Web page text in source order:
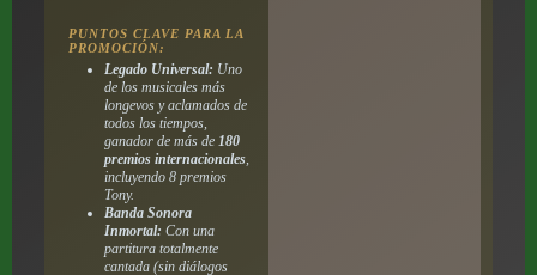
PUNTOS CLAVE PARA LA
PROMOCIÓN:
Legado Universal: Uno
de los musicales más
longevos y aclamados de
todos los tiempos,
ganador de más de 180
premios internacionales,
incluyendo 8 premios
Tony.
Banda Sonora
Inmortal: Con una
partitura totalmente
cantada (sin diálogos